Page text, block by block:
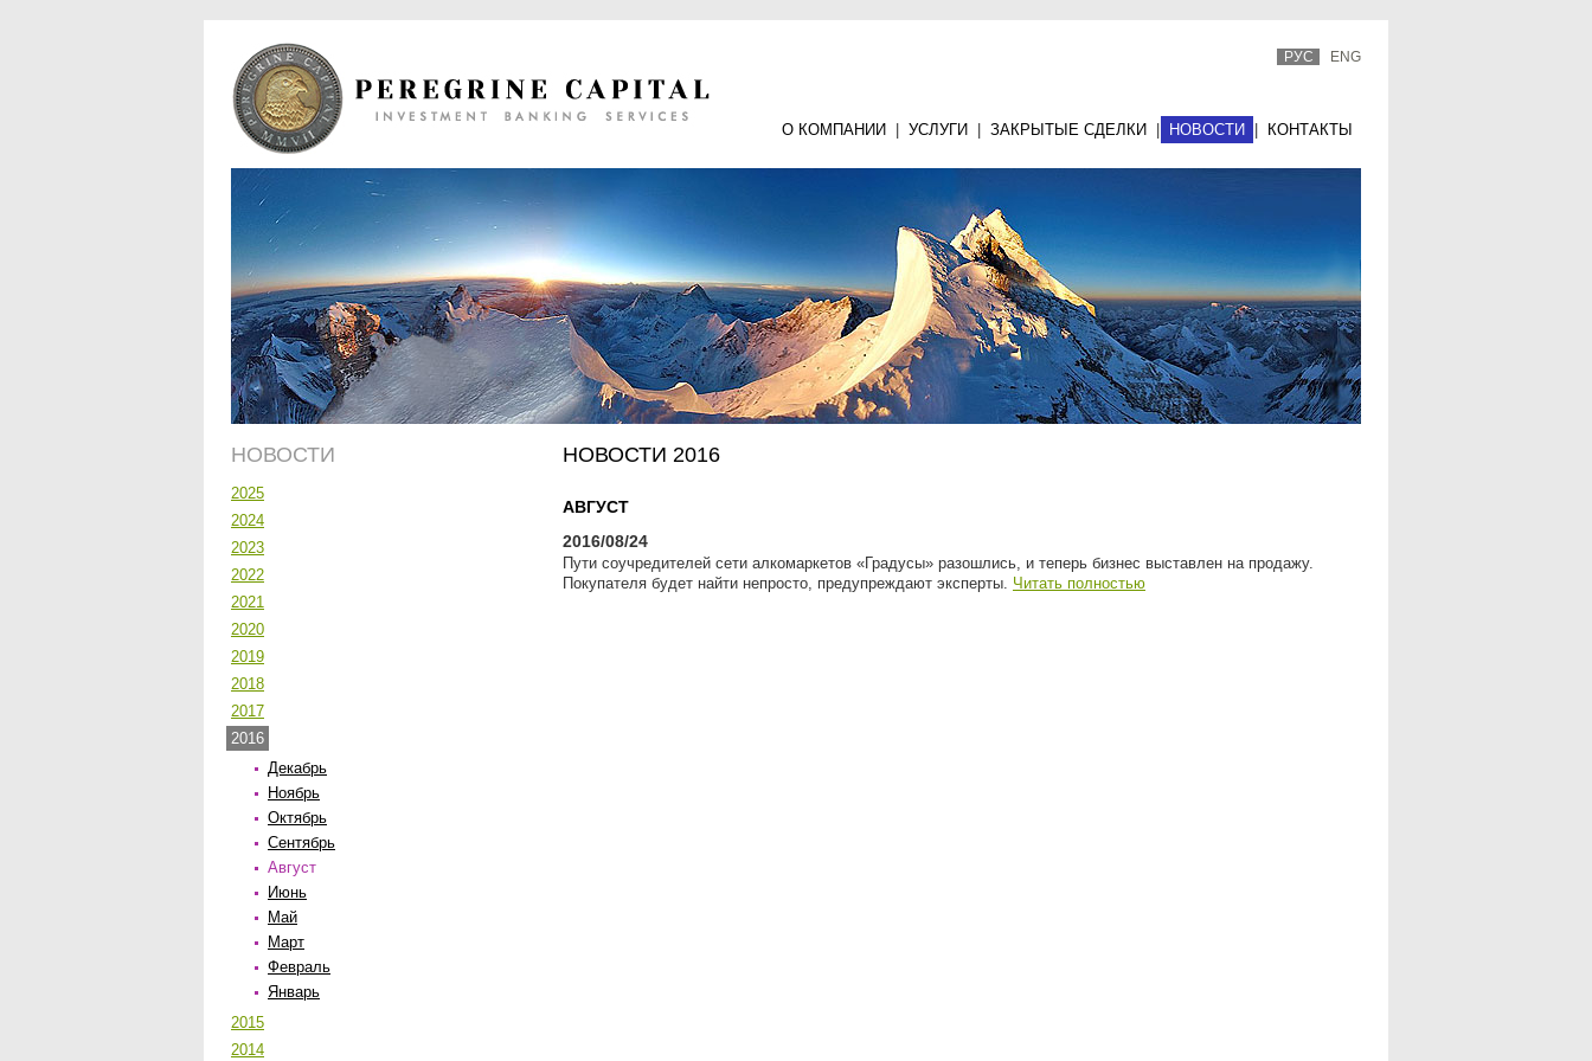
РУС ENG
О КОМПАНИИ УСЛУГИ ЗАКРЫТЫЕ СДЕЛКИ НОВОСТИ КОНТАКТЫ
НОВОСТИ
2025
2024
2023
2022
2021
2020
2019
2018
2017
2016
Декабрь
Ноябрь
Октябрь
Сентябрь
Август
Июнь
Май
Март
Февраль
Январь
2015
2014
НОВОСТИ 2016
АВГУСТ
2016/08/24
Пути соучредителей сети алкомаркетов «Градусы» разошлись, и теперь бизнес выставлен на продажу.
Покупателя будет найти непросто, предупреждают эксперты. Читать полностью